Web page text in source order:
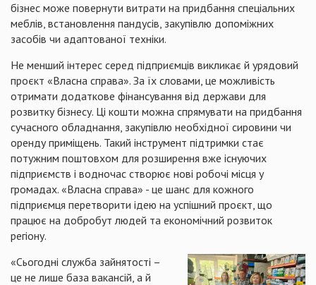
бізнес може повернути витрати на придбання спеціальних
меблів, встановлення пандусів, закупівлю допоміжних
засобів чи адаптованої техніки.
Не менший інтерес серед підприємців викликає й урядовий
проєкт «Власна справа». За їх словами, це можливість
отримати додаткове фінансування від держави для
розвитку бізнесу. Ці кошти можна спрямувати на придбання
сучасного обладнання, закупівлю необхідної сировини чи
оренду приміщень. Такий інструмент підтримки стає
потужним поштовхом для розширення вже існуючих
підприємств і водночас створює нові робочі місця у
громадах. «Власна справа» - це шанс для кожного
підприємця перетворити ідею на успішний проєкт, що
працює на добробут людей та економічний розвиток
регіону.
«Сьогодні служба зайнятості –
це не лише база вакансій, а й